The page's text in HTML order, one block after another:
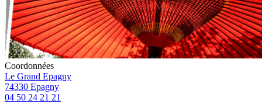
Coordonnées
Le Grand Epagny
74330 Epagny
04 50 24 21 21